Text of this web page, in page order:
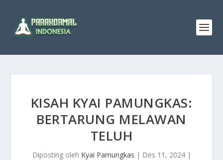
KISAH KYAI PAMUNGKAS:
BERTARUNG MELAWAN
TELUH
Diposting oleh Kyai Pamungkas | Des 11, 2024|